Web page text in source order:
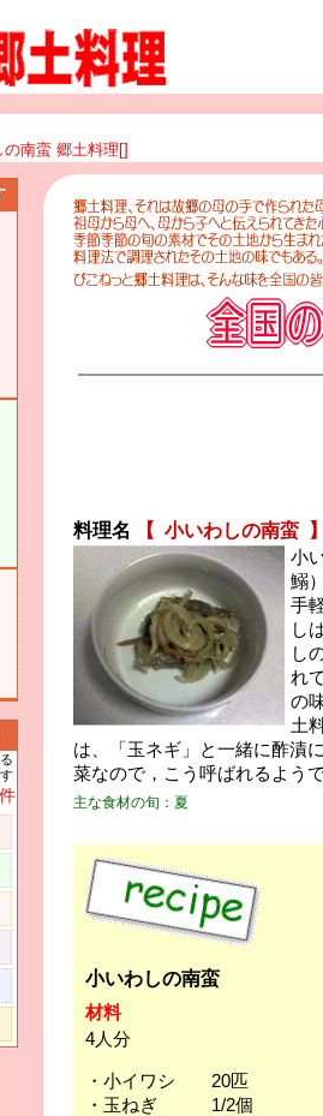
の南蛮 郷土料理[]
料理名 【 小いわしの南蛮
小
鰯
手
し
し
れ
の
土
は、「玉ネギ」と一緒に酢漬
菜なので，こう呼ばれるよう
主な食材の旬：夏
小いわしの南蛮
材料
4人分
・小イワシ 20匹
・玉ねぎ 1/2個